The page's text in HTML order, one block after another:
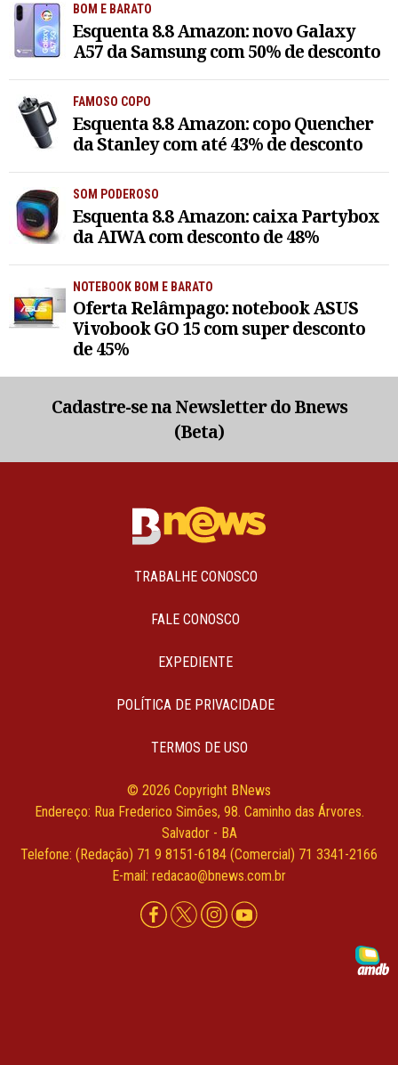
BOM E BARATO
Esquenta 8.8 Amazon: novo Galaxy
A57 da Samsung com 50% de desconto
FAMOSO COPO
Esquenta 8.8 Amazon: copo Quencher
da Stanley com até 43% de desconto
SOM PODEROSO
Esquenta 8.8 Amazon: caixa Partybox
da AIWA com desconto de 48%
NOTEBOOK BOM E BARATO
Oferta Relâmpago: notebook ASUS
Vivobook GO 15 com super desconto
de 45%
Cadastre-se na Newsletter do Bnews
(Beta)
TRABALHE CONOSCO
FALE CONOSCO
EXPEDIENTE
POLÍTICA DE PRIVACIDADE
TERMOS DE USO
© 2026 Copyright BNews
Endereço: Rua Frederico Simões, 98. Caminho das Árvores.
Salvador - BA
Telefone: (Redação) 71 9 8151-6184 (Comercial) 71 3341-2166
E-mail: redacao@bnews.com.br